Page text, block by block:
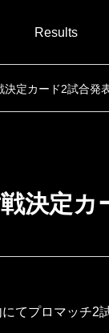
Results
定カード2試合発
決定カ
てプロマッチ2